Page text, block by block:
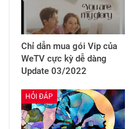
Chỉ dẫn mua gói Vip của
WeTV cực kỳ dễ dàng
Update 03/2022
HỎI ĐÁP